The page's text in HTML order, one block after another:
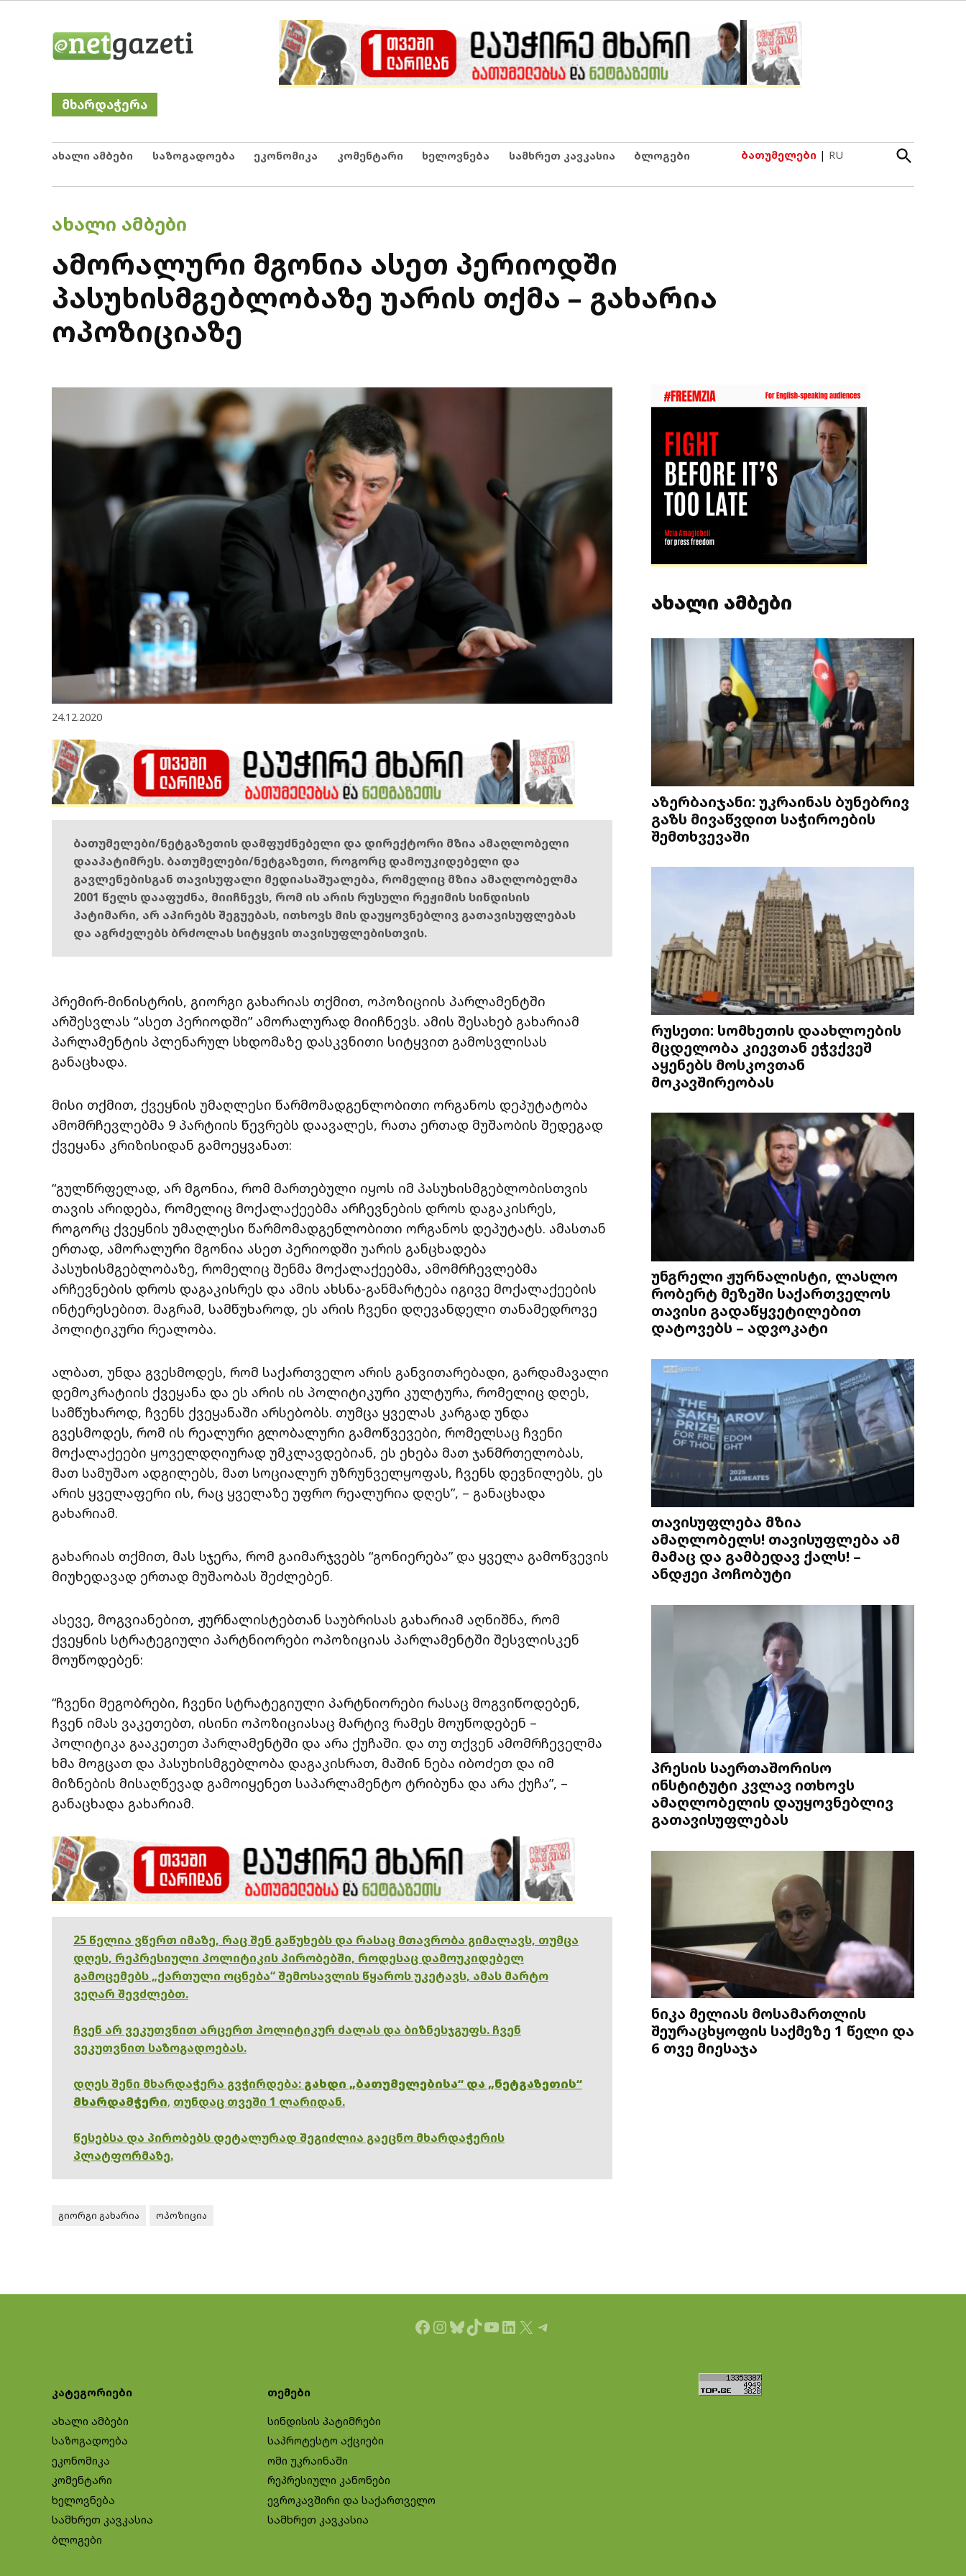
Netgazeti
მხარდაჭერა
ახალი ამბები საზოგადოება ეკონომიკა კომენტარი ხელოვნება სამხრეთ კავკასია ბლოგები ბათუმელები | RU
Open
Search
POSTED
ᲐᲮᲐᲚᲘ ᲐᲛᲑᲔᲑᲘ
ამორალური მგონია ასეთ პერიოდში
პასუხისმგებლობაზე უარის თქმა – გახარია
ოპოზიციაზე
24.12.2020
ბათუმელები/ნეტგაზეთის დამფუძნებელი და დირექტორი მზია ამაღლობელი
დააპატიმრეს. ბათუმელები/ნეტგაზეთი, როგორც დამოუკიდებელი და
გავლენებისგან თავისუფალი მედიასაშუალება, რომელიც მზია ამაღლობელმა
2001 წელს დააფუძნა, მიიჩნევს, რომ ის არის რუსული რეჟიმის სინდისის
პატიმარი, არ აპირებს შეგუებას, ითხოვს მის დაუყოვნებლივ გათავისუფლებას
და აგრძელებს ბრძოლას სიტყვის თავისუფლებისთვის.
პრემირ-მინისტრის, გიორგი გახარიას თქმით, ოპოზიციის პარლამენტში
არშესვლას “ასეთ პერიოდში” ამორალურად მიიჩნევს. ამის შესახებ გახარიამ
პარლამენტის პლენარულ სხდომაზე დასკვნითი სიტყვით გამოსვლისას
განაცხადა.
მისი თქმით, ქვეყნის უმაღლესი წარმომადგენლობითი ორგანოს დეპუტატობა
ამომრჩევლებმა 9 პარტიის წევრებს დაავალეს, რათა ერთად მუშაობის შედეგად
ქვეყანა კრიზისიდან გამოეყვანათ:
“გულწრფელად, არ მგონია, რომ მართებული იყოს იმ პასუხისმგებლობისთვის
თავის არიდება, რომელიც მოქალაქეებმა არჩევნების დროს დაგაკისრეს,
როგორც ქვეყნის უმაღლესი წარმომადგენლობითი ორგანოს დეპუტატს. ამასთან
ერთად, ამორალური მგონია ასეთ პერიოდში უარის განცხადება
პასუხისმგებლობაზე, რომელიც შენმა მოქალაქეებმა, ამომრჩევლებმა
არჩევნების დროს დაგაკისრეს და ამის ახსნა-განმარტება იგივე მოქალაქეების
ინტერესებით. მაგრამ, სამწუხაროდ, ეს არის ჩვენი დღევანდელი თანამედროვე
პოლიტიკური რეალობა.
ალბათ, უნდა გვესმოდეს, რომ საქართველო არის განვითარებადი, გარდამავალი
დემოკრატიის ქვეყანა და ეს არის ის პოლიტიკური კულტურა, რომელიც დღეს,
სამწუხაროდ, ჩვენს ქვეყანაში არსებობს. თუმცა ყველას კარგად უნდა
გვესმოდეს, რომ ის რეალური გლობალური გამოწვევები, რომელსაც ჩვენი
მოქალაქეები ყოველდღიურად უმკლავდებიან, ეს ეხება მათ ჯანმრთელობას,
მათ სამუშაო ადგილებს, მათ სოციალურ უზრუნველყოფას, ჩვენს დევნილებს, ეს
არის ყველაფერი ის, რაც ყველაზე უფრო რეალურია დღეს”, – განაცხადა
გახარიამ.
გახარიას თქმით, მას სჯერა, რომ გაიმარჯვებს “გონიერება” და ყველა გამოწვევის
მიუხედავად ერთად მუშაობას შეძლებენ.
ასევე, მოგვიანებით, ჟურნალისტებთან საუბრისას გახარიამ აღნიშნა, რომ
ქვეყნის სტრატეგიული პარტნიორები ოპოზიციას პარლამენტში შესვლისკენ
მოუწოდებენ:
“ჩვენი მეგობრები, ჩვენი სტრატეგიული პარტნიორები რასაც მოგვიწოდებენ,
ჩვენ იმას ვაკეთებთ, ისინი ოპოზიციასაც მარტივ რამეს მოუწოდებენ –
პოლიტიკა გააკეთეთ პარლამენტში და არა ქუჩაში. და თუ თქვენ ამომრჩეველმა
ხმა მოგცათ და პასუხისმგებლობა დაგაკისრათ, მაშინ ნება იბოძეთ და იმ
მიზნების მისაღწევად გამოიყენეთ საპარლამენტო ტრიბუნა და არა ქუჩა”, –
განაცხადა გახარიამ.
25 წელია ვწერთ იმაზე, რაც შენ გაწუხებს და რასაც მთავრობა გიმალავს, თუმცა
დღეს, რეპრესიული პოლიტიკის პირობებში, როდესაც დამოუკიდებელ
გამოცემებს „ქართული ოცნება“ შემოსავლის წყაროს უკეტავს, ამას მარტო
ვეღარ შევძლებთ.
ჩვენ არ ვეკუთვნით არცერთ პოლიტიკურ ძალას და ბიზნესჯგუფს. ჩვენ
ვეკუთვნით საზოგადოებას.
დღეს შენი მხარდაჭერა გვჭირდება: გახდი „ბათუმელებისა“ და „ნეტგაზეთის“
მხარდამჭერი, თუნდაც თვეში 1 ლარიდან.
წესებსა და პირობებს დეტალურად შეგიძლია გაეცნო მხარდაჭერის
პლატფორმაზე.
გიორგი გახარია ოპოზიცია
ახალი ამბები
აზერბაიჯანი: უკრაინას ბუნებრივ
გაზს მივაწვდით საჭიროების
შემთხვევაში
რუსეთი: სომხეთის დაახლოების
მცდელობა კიევთან ეჭვქვეშ
აყენებს მოსკოვთან
მოკავშირეობას
უნგრელი ჟურნალისტი, ლასლო
რობერტ მეზეში საქართველოს
თავისი გადაწყვეტილებით
დატოვებს – ადვოკატი
თავისუფლება მზია
ამაღლობელს! თავისუფლება ამ
მამაც და გამბედავ ქალს! –
ანდჟეი პოჩობუტი
პრესის საერთაშორისო
ინსტიტუტი კვლავ ითხოვს
ამაღლობელის დაუყოვნებლივ
გათავისუფლებას
ნიკა მელიას მოსამართლის
შეურაცხყოფის საქმეზე 1 წელი და
6 თვე მიესაჯა
Facebook
Instagram
Bluesky
TikTok
YouTube
LinkedIn
X Telegram
კატეგორიები
ახალი ამბები
საზოგადოება
ეკონომიკა
კომენტარი
ხელოვნება
სამხრეთ კავკასია
ბლოგები
თემები
სინდისის პატიმრები
საპროტესტო აქციები
ომი უკრაინაში
რეპრესიული კანონები
ევროკავშირი და საქართველო
სამხრეთ კავკასია